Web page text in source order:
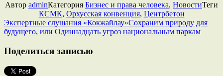
Автор adminКатегория Бизнес и права человека, НовостиТеги
КСМК, Орхусская конвенция, Центрбетон
Экспертные слушания «Кокжайлау»Сохраним природу для
будущего, или Одиннадцать угроз национальным паркам
Поделиться записью